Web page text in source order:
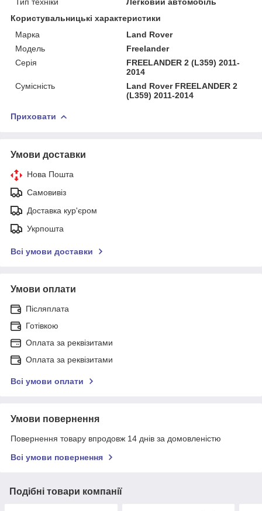
Користувальницькі характеристики
Марка
Land Rover
Мoдель
Freelander
Серія
FREELANDER 2 (L359) 2011-
2014
Сумісність
Land Rover FREELANDER 2
(L359) 2011-2014
Приховати
Умови доставки
Нова Пошта
Самовивіз
Доставка кур'єром
Укрпошта
Всі умови доставки
Умови оплати
Післяплата
Готівкою
Оплата за реквізитами
Оплата за реквізитами
Всі умови оплати
Умови повернення
Повернення товару впродовж 14 днів за домовленістю
Всі умови повернення
Подібні товари компанії